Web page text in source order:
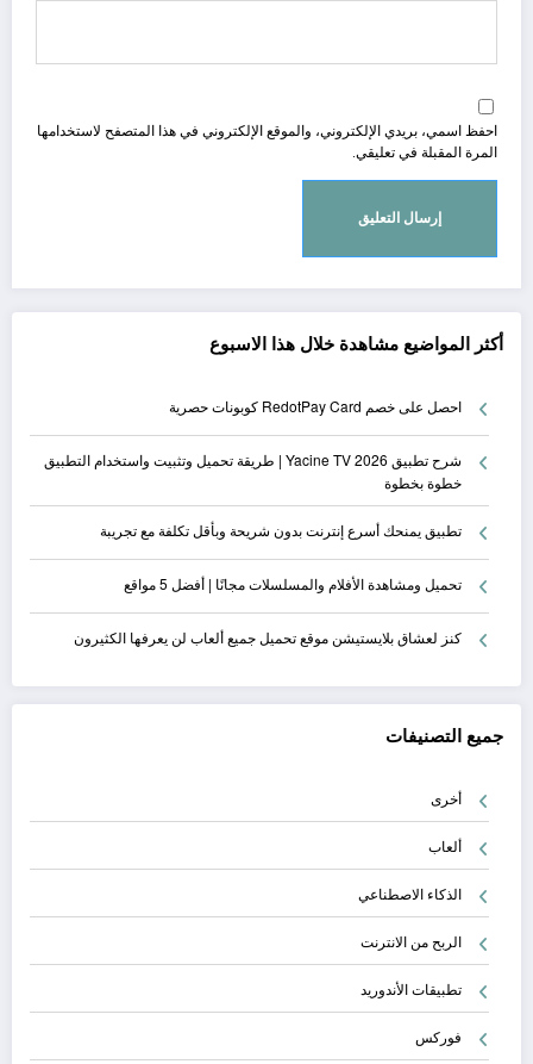
احفظ اسمي، بريدي الإلكتروني، والموقع الإلكتروني في هذا المتصفح لاستخدامها
المرة المقبلة في تعليقي.
أكثر المواضيع مشاهدة خلال هذا الاسبوع
احصل على خصم RedotPay Card كوبونات حصرية
شرح تطبيق Yacine TV 2026 | طريقة تحميل وتثبيت واستخدام التطبيق
خطوة بخطوة
تطبيق يمنحك أسرع إنترنت بدون شريحة وبأقل تكلفة مع تجريبة
تحميل ومشاهدة الأفلام والمسلسلات مجانًا | أفضل 5 مواقع
كنز لعشاق بلايستيشن موقع تحميل جميع ألعاب لن يعرفها الكثيرون
جميع التصنيفات
أخرى
ألعاب
الذكاء الاصطناعي
الربح من الانترنت
تطبيقات الأندوريد
فوركس